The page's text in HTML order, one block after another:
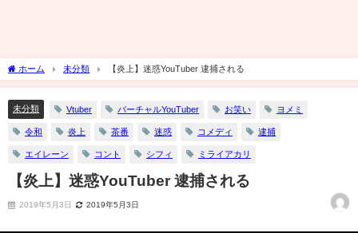
ホーム 未分類 【炎上】迷惑YouTuber 逮捕される
未分類 Vtuber バーチャルYouTuber お笑い ヨメミ
令和 炎上 茶番 迷惑 コメディ 逮捕
エイレーン コント シフィ ミライアカリ
【炎上】迷惑YouTuber 逮捕される
2019年5月3日 2019年5月3日